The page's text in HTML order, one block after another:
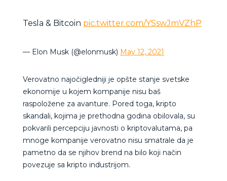
Tesla & Bitcoin pic.twitter.com/YSswJmVZhP
— Elon Musk (@elonmusk) May 12, 2021
Verovatno najočigledniji je opšte stanje svetske
ekonomije u kojem kompanije nisu baš
raspoložene za avanture. Pored toga, kripto
skandali, kojima je prethodna godina obilovala, su
pokvarili percepciju javnosti o kriptovalutama, pa
mnoge kompanije verovatno nisu smatrale da je
pametno da se njihov brend na bilo koji način
povezuje sa kripto industrijom.